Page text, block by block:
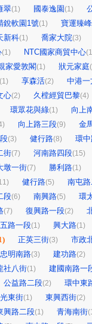
翠(1) 國泰逸園 (1)
銳軟園1號(1)
寶運臻峰
新科(1) 喬家大院(3)
(1) NTC國家商貿中心
家愛敦閣(1) 狀元家庭
(1) 享森活(2)
中港一
心(2) 久樘經貿巴黎(4)
環眾花與綠(1)
向上
向上路三段(9)
金
(3) 健行路(8)
環
街(7) 河南路四段(15)
墩一街(7) 勝利路(1)
健行路(5)
南屯
段(6) 南興路(5)
環
(7) 復興路一段(2)
路一段(1) 興大路(1)
正英三街(3)
市政
忠明南路(3) 建功路(2)
社八街(1)
建國南路一
公益路二段(2)
環中東
東街(1) 東興西街(2)
興路二段(1) 青海南街